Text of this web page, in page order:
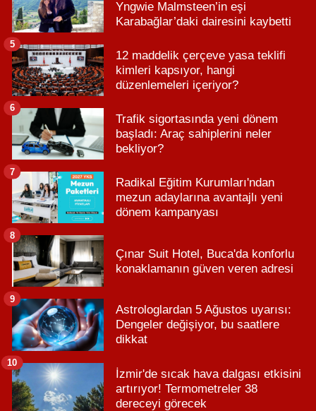
Yngwie Malmsteen’in eşi
Karabağlar’daki dairesini kaybetti
12 maddelik çerçeve yasa teklifi
kimleri kapsıyor, hangi
düzenlemeleri içeriyor?
5
Trafik sigortasında yeni dönem
başladı: Araç sahiplerini neler
bekliyor?
6
Radikal Eğitim Kurumları'ndan
mezun adaylarına avantajlı yeni
dönem kampanyası
7
Çınar Suit Hotel, Buca'da konforlu
konaklamanın güven veren adresi
8
Astrologlardan 5 Ağustos uyarısı:
Dengeler değişiyor, bu saatlere
dikkat
9
İzmir'de sıcak hava dalgası etkisini
artırıyor! Termometreler 38
dereceyi görecek
10